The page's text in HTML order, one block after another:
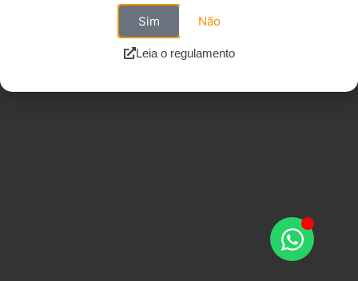
Sim Não
Leia o regulamento